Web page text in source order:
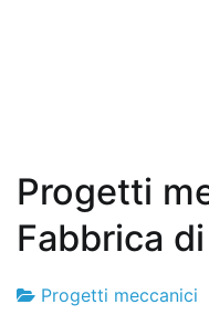
Progetti
Fabbrica
Progetti meccanici